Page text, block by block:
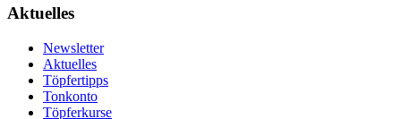
Aktuelles
Newsletter
Aktuelles
Töpfertipps
Tonkonto
Töpferkurse